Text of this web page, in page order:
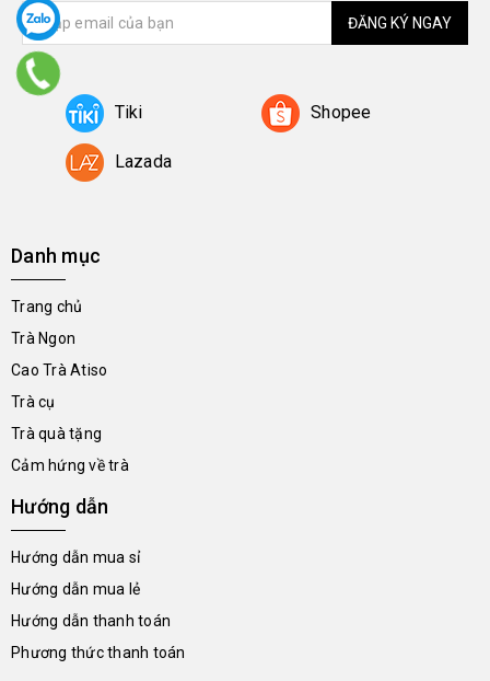
ĐĂNG KÝ NGAY
Tiki Shopee
Lazada
Danh mục
Trang chủ
Trà Ngon
Cao Trà Atiso
Trà cụ
Trà quà tặng
Cảm hứng về trà
Hướng dẫn
Hướng dẫn mua sỉ
Hướng dẫn mua lẻ
Hướng dẫn thanh toán
Phương thức thanh toán